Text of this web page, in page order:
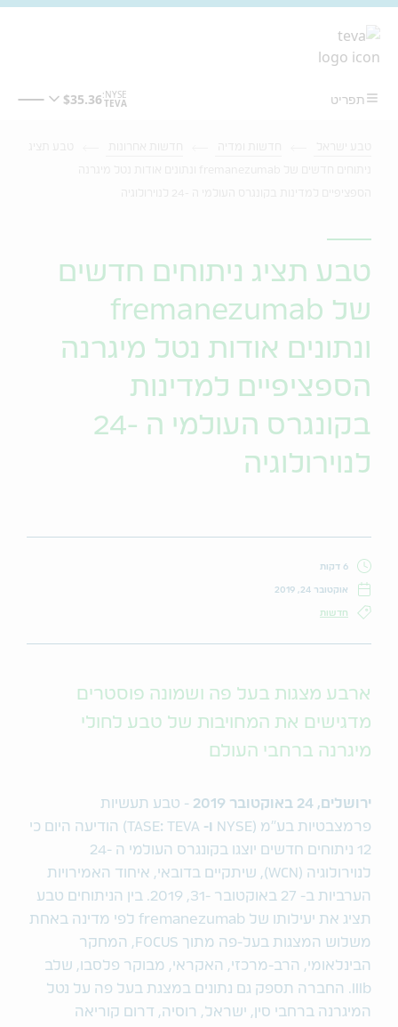
טבע תציג ניתוחים חדשים
של fremanezumab
ונתונים אודות נטל מיגרנה
הספציפיים למדינות
בקונגרס העולמי ה -24
לנוירולוגיה
6 דקות
אוקטובר 24, 2019
חדשות
ארבע מצגות בעל פה ושמונה פוסטרים
מדגישים את המחויבות של טבע לחולי
מיגרנה ברחבי העולם
ירושלים, 24 באוקטובר 2019
- טבע תעשיות
פרמצבטיות בע"מ (NYSE
ו- TASE:
TEVA) הודיעה היום כי
12 ניתוחים חדשים יוצגו בקונגרס העולמי ה -24
לנוירולוגיה (WCN), שיתקיים בדובאי, איחוד האמירויות
הערביות ב- 27 באוקטובר -31, 2019. בין הניתוחים טבע
תציג את יעילותו של fremanezumab לפי מדינה באחת
משלוש המצגות בעל-פה מתוך FOCUS, המחקר
הבינלאומי, הרב-מרכזי, האקראי, מבוקר פלסבו, שלב
IIIb. החברה תספק גם נתונים במצגת בעל פה על נטל
המיגרנה ברחבי סין, ישראל, רוסיה, דרום קוריאה